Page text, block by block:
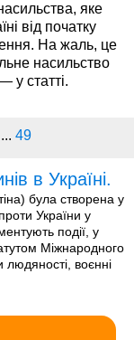
яке
від початку
На жаль, це
насильство
у статті.
... 49
в Україні.
була створена у
України у
події, у
Міжнародного
людяності, воєнні